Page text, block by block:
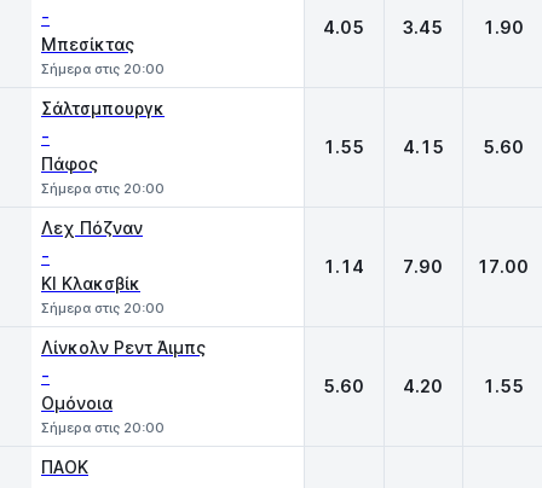
-
Μπεσίκτας
Σήμερα στις 20:00
4.05 3.45 1.90
Σάλτσμπουργκ
-
Πάφος
Σήμερα στις 20:00
1.55 4.15 5.60
Λεχ Πόζναν
-
ΚΙ Κλακσβίκ
Σήμερα στις 20:00
1.14 7.90 17.00
Λίνκολν Ρεντ Άιμπς
-
Ομόνοια
Σήμερα στις 20:00
5.60 4.20 1.55
ΠΑΟΚ